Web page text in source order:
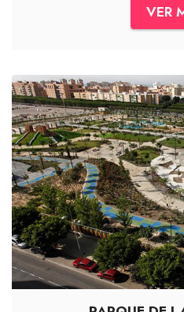
VER